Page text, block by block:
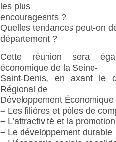
les plus
encourageants ?
Quelles tendances peut-on
département ?
Cette réunion sera
économique de la Seine-
Saint-Denis, en axant le
Régional de
Développement
– Les filières et pôles de
– L’attractivité et la
– Le développement durable